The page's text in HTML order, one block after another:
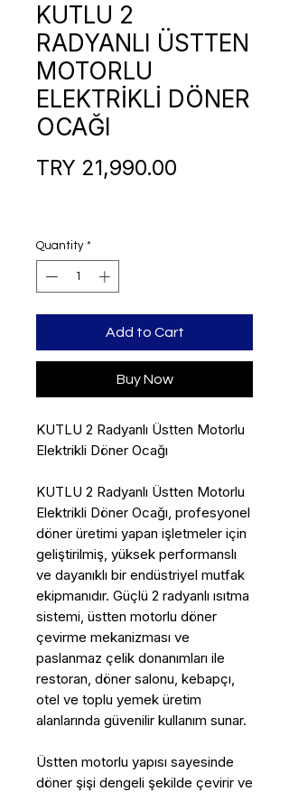
KUTLU 2
RADYANLI ÜSTTEN
MOTORLU
ELEKTRİKLİ DÖNER
OCAĞI
TRY 21,990.00
Quantity *
Add to Cart
Buy Now
KUTLU 2 Radyanlı Üstten Motorlu
Elektrikli Döner Ocağı
KUTLU 2 Radyanlı Üstten Motorlu
Elektrikli Döner Ocağı, profesyonel
döner üretimi yapan işletmeler için
geliştirilmiş, yüksek performanslı
ve dayanıklı bir endüstriyel mutfak
ekipmanıdır. Güçlü 2 radyanlı ısıtma
sistemi, üstten motorlu döner
çevirme mekanizması ve
paslanmaz çelik donanımları ile
restoran, döner salonu, kebapçı,
otel ve toplu yemek üretim
alanlarında güvenilir kullanım sunar.
Üstten motorlu yapısı sayesinde
döner şişi dengeli şekilde çevirir ve